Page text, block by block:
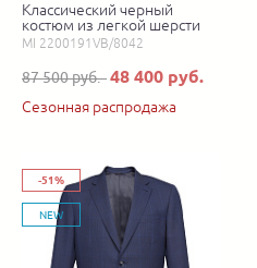
Классический черный
костюм из легкой шерсти
MI 2200191VB/8042
87 500 руб.48 400 руб.
Сезонная распродажа
-51%
NEW